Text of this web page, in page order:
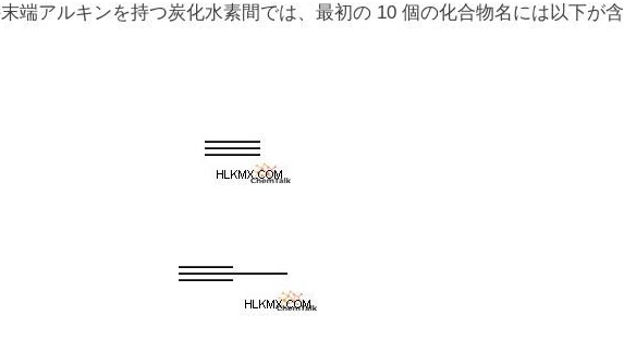
端アルキンを持つ炭化水素間では、最初の 10 個の化合物名には以下が含